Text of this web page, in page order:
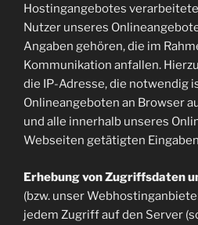
Hostingangebotes
Nutzer unseres
Angaben gehören, die im
Kommunikation anfallen.
die IP-Adresse, die notwendig
Onlineangeboten an Browser
und alle innerhalb unseres
Webseiten getätigten
Erhebung von Zugriffsdaten
(bzw. unser
jedem Zugriff auf den Server